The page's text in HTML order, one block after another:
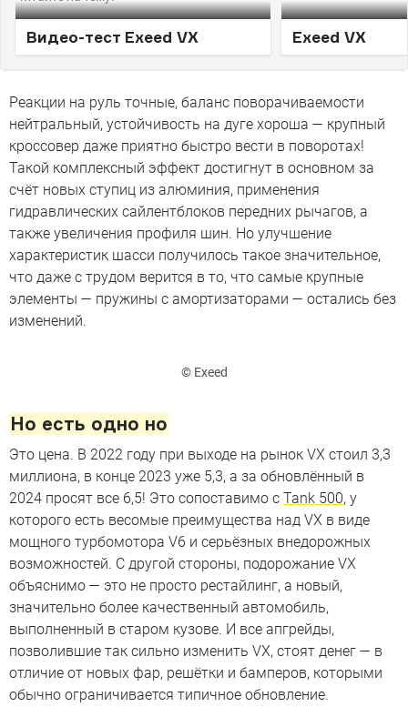
Видео-тест Exeed VX Exeed VX
Реакции на руль точные, баланс поворачиваемости
нейтральный, устойчивость на дуге хороша — крупный
кроссовер даже приятно быстро вести в поворотах!
Такой комплексный эффект достигнут в основном за
счёт новых ступиц из алюминия, применения
гидравлических сайлентблоков передних рычагов, а
также увеличения профиля шин. Но улучшение
характеристик шасси получилось такое значительное,
что даже с трудом верится в то, что самые крупные
элементы — пружины с амортизаторами — остались без
изменений.
© Exeed
Но есть одно но
Это цена. В 2022 году при выходе на рынок VX стоил 3,3
миллиона, в конце 2023 уже 5,3, а за обновлённый в
2024 просят все 6,5! Это сопоставимо с Tank 500, у
которого есть весомые преимущества над VX в виде
мощного турбомотора V6 и серьёзных внедорожных
возможностей. С другой стороны, подорожание VX
объяснимо — это не просто рестайлинг, а новый,
значительно более качественный автомобиль,
выполненный в старом кузове. И все апгрейды,
позволившие так сильно изменить VX, стоят денег — в
отличие от новых фар, решётки и бамперов, которыми
обычно ограничивается типичное обновление.